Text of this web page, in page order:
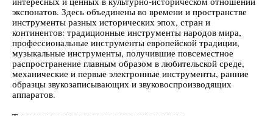
экспонатов. Здесь объединены во времени и пространстве
инструменты разных исторических эпох, стран и
континентов: традиционные инструменты народов мира,
профессиональные инструменты европейской традиции,
музыкальные инструменты, получившие повсеместное
распространение главным образом в любительской среде,
механические и первые электронные инструменты, ранние
образцы звукозаписывающих и звуковоспроизводящих
аппаратов.